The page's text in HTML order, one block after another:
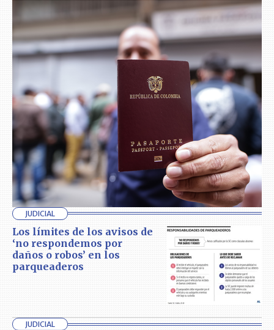
JUDICIAL
Los límites de los avisos de
‘no respondemos por
daños o robos’ en los
parqueaderos
JUDICIAL